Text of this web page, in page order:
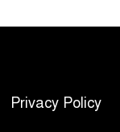
Privacy Policy